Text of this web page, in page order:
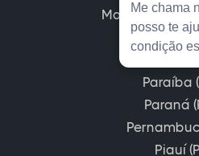
Mato Grosso
Minas
Paraíba
Paraná
Piauí
Me chama
posso te
condição